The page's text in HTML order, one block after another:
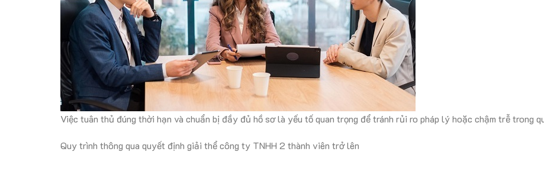
Việc tuân thủ đúng thời hạn và chuẩn bị đầy đủ hồ sơ là yếu tố quan trọng để tránh rủi ro pháp lý hoặc chậm trễ trong
Quy trình thông qua quyết định giải thể công ty TNHH 2 thành viên trở lên